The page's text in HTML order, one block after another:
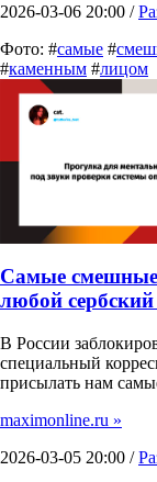
2026-03-06 20:00 /
Фото: #самые #
#каменным #лицом
Самые смешные
любой
В России
специальный
присылать нам
maximonline.ru »
2026-03-05 20:00 /